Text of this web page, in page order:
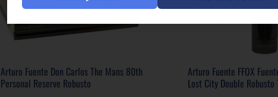
Arturo Fuente Don Carlos The Mans 80th
Personal Reserve Robusto
Arturo Fuente FFOX
Lost City Double Robusto